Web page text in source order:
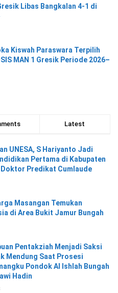
Libas Bangkalan 4-1 di
Kiswah Paraswara Terpilih
MAN 1 Gresik Periode 2026–
Latest
UNESA, S Hariyanto Jadi
Pertama di Kabupaten
Predikat Cumlaude
Masangan Temukan
di Area Bukit Jamur Bungah
Pentakziah Menjadi Saksi
Mendung Saat Prosesi
Pondok Al Ishlah Bungah
Hadin